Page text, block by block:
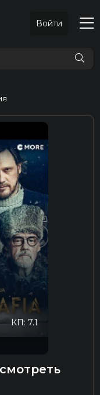
Войти
КП: 7.1